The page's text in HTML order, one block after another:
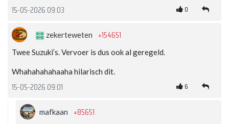
15-05-2026 09:03 0
zekerteweten +154651
Twee Suzuki’s. Vervoer is dus ook al geregeld.
Whahahahahaaha hilarisch dit.
15-05-2026 09:01 6
mafkaan +85651